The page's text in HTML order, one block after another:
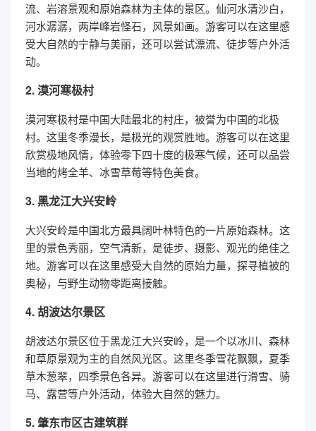
流、岩溶景观和原始森林为主体的景区。仙河水清沙白，
河水潺潺，两岸峰岩怪石，风景如画。游客可以在这里感
受大自然的宁静与美丽，还可以尝试漂流、徒步等户外活
动。
2. 漠河寒极村
漠河寒极村是中国大陆最北的村庄，被誉为中国的北极
村。这里冬季漫长，是极光的观赏胜地。游客可以在这里
欣赏极地风情，体验零下四十度的极寒气候，还可以品尝
当地的烤全羊、冰雪草莓等特色美食。
3. 黑龙江大兴安岭
大兴安岭是中国北方最具阔叶林特色的一片原始森林。这
里的景色秀丽，空气清新，是徒步、摄影、观光的绝佳之
地。游客可以在这里感受大自然的原始力量，探寻植被的
奥秘，与野生动物零距离接触。
4. 胡波达尔景区
胡波达尔景区位于黑龙江大兴安岭，是一个以冰川、森林
和草原景观为主的自然风光区。这里冬季雪花飘飘，夏季
草木葱翠，四季景色各异。游客可以在这里进行滑雪、骑
马、露营等户外活动，体验大自然的魅力。
5. 肇东市区古建筑群